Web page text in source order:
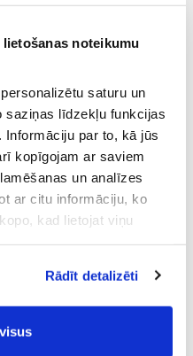
noteikumu
saturu un
saziņas līdzekļu funkcijas
Informāciju par to, kā jūs
kopīgojam ar saviem
un analīzes
ar citu informāciju, ko
kad lietojat viņu
lietošanas
Rādīt detalizēti